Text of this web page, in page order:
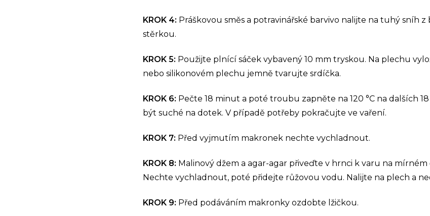
KROK 4: Práškovou směs a potravinářské barvivo nalijte na tuhý sníh
stěrkou.
KROK 5: Použijte plnící sáček vybavený 10 mm tryskou. Na plechu
nebo silikonovém plechu jemně tvarujte srdíčka.
KROK 6: Pečte 18 minut a poté troubu zapněte na 120 °C na dalších
být suché na dotek. V případě potřeby pokračujte ve vaření.
KROK 7: Před vyjmutím makronek nechte vychladnout.
KROK 8: Malinový džem a agar-agar přiveďte v hrnci k varu na mírném
Nechte vychladnout, poté přidejte růžovou vodu. Nalijte na plech a
KROK 9: Před podáváním makronky ozdobte lžičkou.